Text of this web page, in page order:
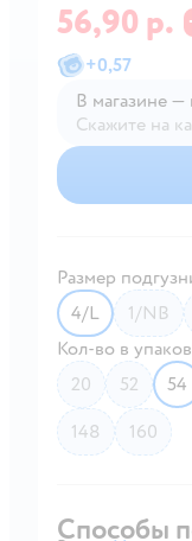
56,90 р.
+0,57
В магазине —
Скажите на
В магазине — по
Размер
4/L
1/NB
Кол-во в
20
52 54
148
160
Способы